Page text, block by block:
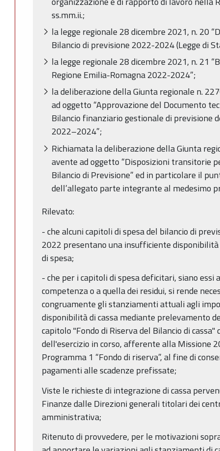
ss.mm.ii.;
la legge regionale 28 dicembre 2021, n. 20
Bilancio di previsione 2022-2024 (Legge di
la legge regionale 28 dicembre 2021, n. 21
Regione Emilia-Romagna 2022-2024”;
la deliberazione della Giunta regionale n.
ad oggetto “Approvazione del Documento
Bilancio finanziario gestionale di previsione
2022–2024”;
Richiamata la deliberazione della Giunta
avente ad oggetto “Disposizioni transitorie
Bilancio di Previsione” ed in particolare il
dell’allegato parte integrante al medesimo
Rilevato:
- che alcuni capitoli di spesa del bilancio di
2022 presentano una insufficiente
di spesa;
- che per i capitoli di spesa deficitari, siano
competenza o a quella dei residui, si rende
congruamente gli stanziamenti attuali agli
disponibilità di cassa mediante prelevamento
capitolo "Fondo di Riserva del Bilancio di
dell'esercizio in corso, afferente alla Missione
Programma 1 “Fondo di riserva”, al fine di
pagamenti alle scadenze prefissate;
Viste le richieste di integrazione di cassa
Finanze dalle Direzioni generali titolari dei
amministrativa;
Ritenuto di provvedere, per le motivazioni